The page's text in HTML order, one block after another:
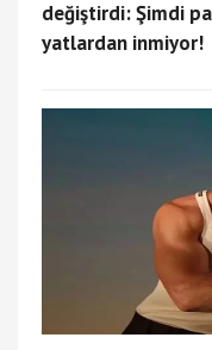
değiştirdi: Şimdi
yatlardan inmiyor!